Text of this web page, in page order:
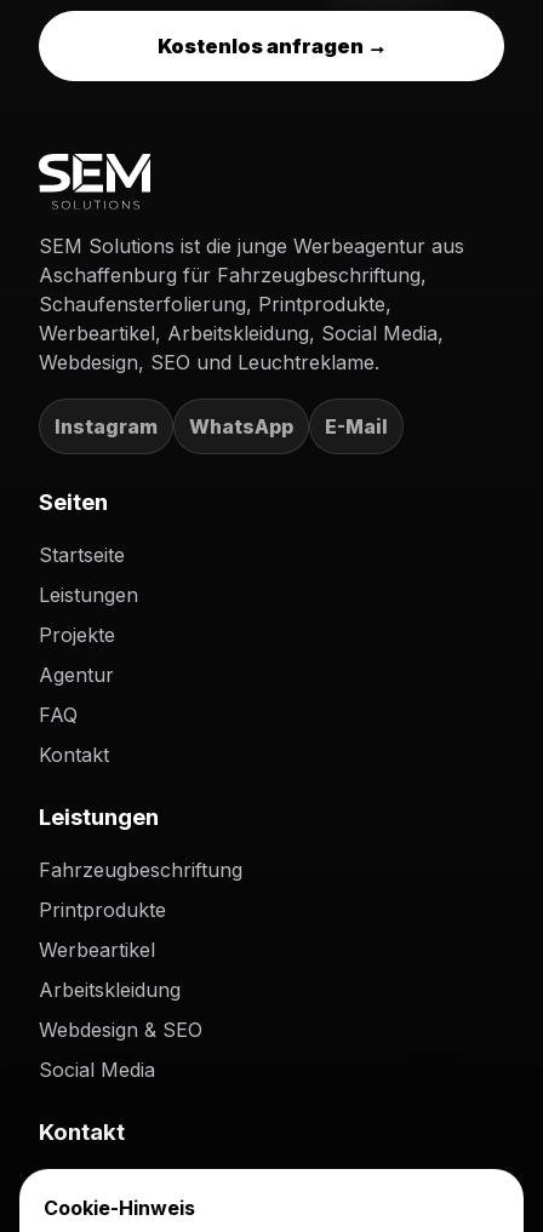
Kostenlos anfragen →
SEM Solutions ist die junge Werbeagentur aus
Aschaffenburg für Fahrzeugbeschriftung,
Schaufensterfolierung, Printprodukte,
Werbeartikel, Arbeitskleidung, Social Media,
Webdesign, SEO und Leuchtreklame.
Instagram WhatsApp E-Mail
Seiten
Startseite
Leistungen
Projekte
Agentur
FAQ
Kontakt
Leistungen
Fahrzeugbeschriftung
Printprodukte
Werbeartikel
Arbeitskleidung
Webdesign & SEO
Social Media
Kontakt
63741 Aschaffenburg
Cookie-Hinweis